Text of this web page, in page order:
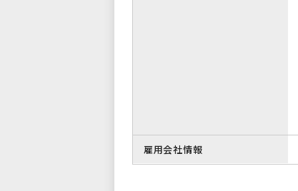
雇用会社情報